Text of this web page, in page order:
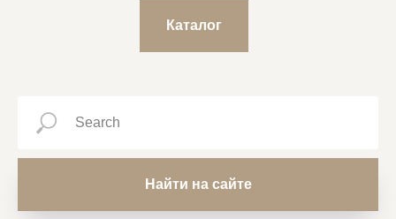
Каталог
Найти на сайте